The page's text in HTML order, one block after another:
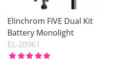
Elinchrom FIVE Dual Kit
Battery Monolight
EL-20961